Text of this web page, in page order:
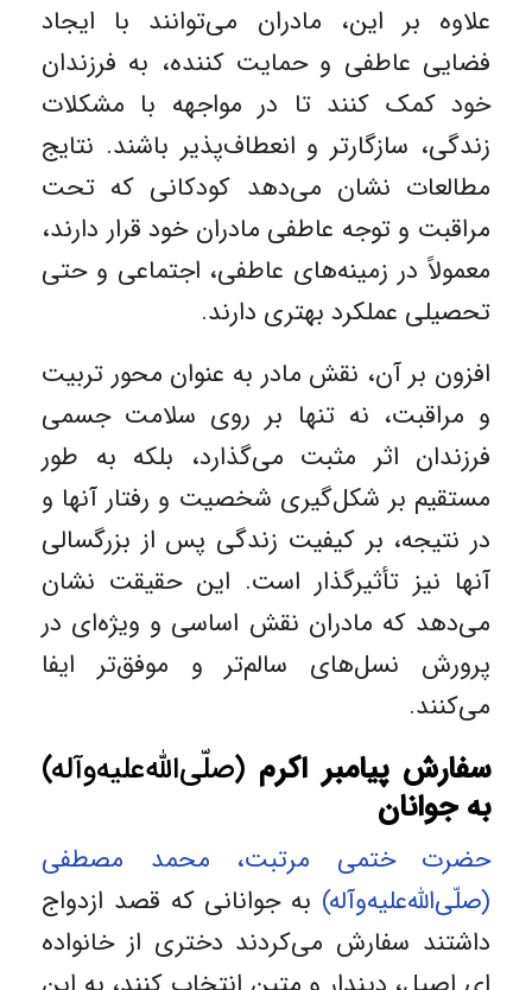
علاوه بر این، مادران می‌توانند با ایجاد
فضایی عاطفی و حمایت کننده، به فرزندان
خود کمک کنند تا در مواجهه با مشکلات
زندگی، سازگارتر و انعطاف‌پذیر باشند. نتایج
مطالعات نشان می‌دهد کودکانی که تحت
مراقبت و توجه عاطفی مادران خود قرار دارند،
معمولاً در زمینه‌های عاطفی، اجتماعی و حتی
تحصیلی عملکرد بهتری دارند.
افزون بر آن، نقش مادر به‌ عنوان محور تربیت
و مراقبت، نه ‌تنها بر روی سلامت جسمی
فرزندان اثر مثبت می‌گذارد، بلکه به ‌طور
مستقیم بر شکل‌گیری شخصیت و رفتار آنها و
در نتیجه، بر کیفیت زندگی پس از بزرگسالی
آنها نیز تأثیرگذار است. این حقیقت نشان
می‌دهد که مادران نقش اساسی و ویژه‌ای در
پرورش نسل‌های سالم‌تر و موفق‌تر ایفا
می‌کنند.
سفارش پیامبر اکرم (صلّی‌الله‌علیه‌وآله)
به جوانان
حضرت ختمی مرتبت، محمد مصطفی
(صلّی‌الله‌علیه‌وآله) به جوانانی که قصد ازدواج
داشتند سفارش می‌کردند دختری از خانواده